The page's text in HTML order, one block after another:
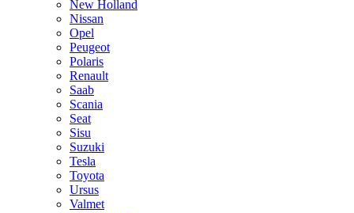
New Holland
Nissan
Opel
Peugeot
Polaris
Renault
Saab
Scania
Seat
Sisu
Suzuki
Tesla
Toyota
Ursus
Valmet